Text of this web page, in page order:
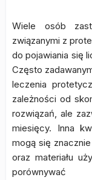
Wiele osób
związanymi z
do pojawiania się
Często
leczenia
zależności od
rozwiązań, ale
miesięcy. Inna
mogą się
oraz materiału